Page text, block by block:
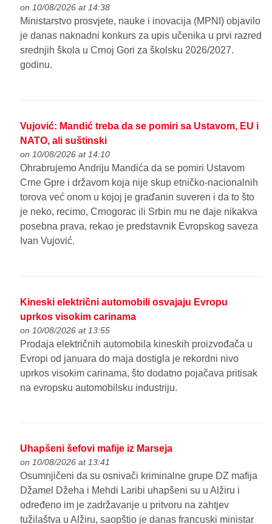
on 10/08/2026 at 14:38
Ministarstvo prosvjete, nauke i inovacija (MPNI) objavilo
je danas naknadni konkurs za upis učenika u prvi razred
srednjih škola u Crnoj Gori za školsku 2026/2027.
godinu.
Vujović: Mandić treba da se pomiri sa Ustavom, EU i
NATO, ali suštinski
on 10/08/2026 at 14:10
Ohrabrujemo Andriju Mandića da se pomiri Ustavom
Crne Gpre i državom koja nije skup etničko-nacionalnih
torova već onom u kojoj je graďanin suveren i da to što
je neko, recimo, Crnogorac ili Srbin mu ne daje nikakva
posebna prava, rekao je predstavnik Evropskog saveza
Ivan Vujović.
Kineski električni automobili osvajaju Evropu
uprkos visokim carinama
on 10/08/2026 at 13:55
Prodaja električnih automobila kineskih proizvođača u
Evropi od januara do maja dostigla je rekordni nivo
uprkos visokim carinama, što dodatno pojačava pritisak
na evropsku automobilsku industriju.
Uhapšeni šefovi mafije iz Marseja
on 10/08/2026 at 13:41
Osumnjičeni da su osnivači kriminalne grupe DZ mafija
Džamel Džeha i Mehdi Laribi uhapšeni su u Alžiru i
određeno im je zadržavanje u pritvoru na zahtjev
tužilaštva u Alžiru, saopštio je danas francuski ministar